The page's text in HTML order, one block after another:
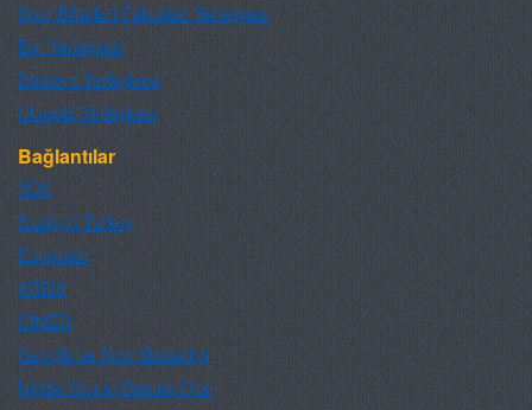
Spor Bilimleri Fakültesi Yerleşkesi
Bor Yerleşkesi
Derbent Yerleşkesi
Ulukışla Yerleşkesi
Bağlantılar
YÖK
Study in Turkey
Europass
ARBİS
CİMER
Gençlik ve Spor Bakanlığı
Niğde Yatırım Destek Ofisi